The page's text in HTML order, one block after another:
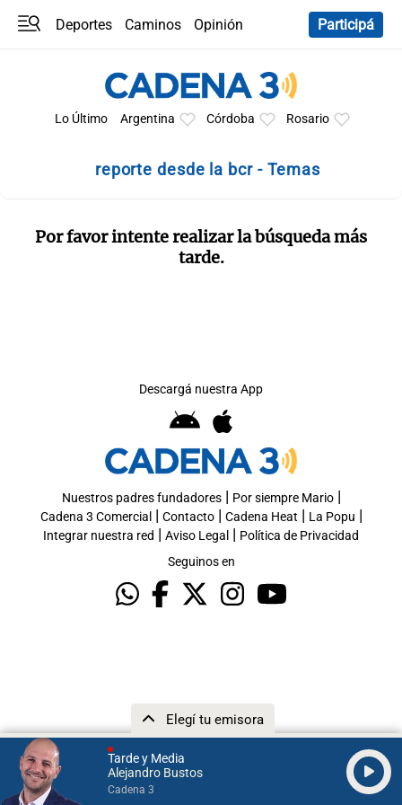
Tarde y Media
Alejandro Bustos
Cadena 3
Elegí tu emisora
Deportes Caminos
Opinión
Participá
Lo Último Argentina Córdoba Rosario
reporte desde la bcr - Temas
Por favor intente realizar la búsqueda más
tarde.
Descargá nuestra App
Nuestros padres fundadores| Por siempre Mario|
Cadena 3 Comercial | Contacto| Cadena Heat | La Popu |
Integrar nuestra red | Aviso Legal | Política de Privacidad
Seguinos en